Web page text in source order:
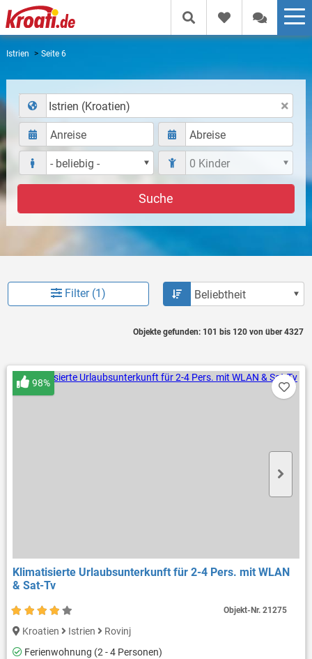
Istrien Seite 6
Istrien (Kroatien)
Suche
Filter (1)
Objekte gefunden: 101 bis 120 von über 4327
Klimatisierte Urlaubsunterkunft für 2-4 Pers. mit WLAN
& Sat-Tv
98%
Kroatien Istrien
Rovinj
Ferienwohnung (2 - 4 Personen)
Objekt-Nr.21275